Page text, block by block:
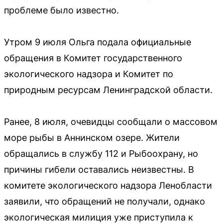
проблеме было известно.
Утром 9 июля Ольга подала официальные
обращения в Комитет государственного
экологического надзора и Комитет по
природным ресурсам Ленинградской области.
Ранее, 8 июля, очевидцы сообщали о массовом
море рыбы в Аннинском озере. Жители
обращались в службу 112 и Рыбоохрану, но
причины гибели оставались неизвестны. В
комитете экологического надзора Ленобласти
заявили, что обращений не получали, однако
экологическая милиция уже приступила к